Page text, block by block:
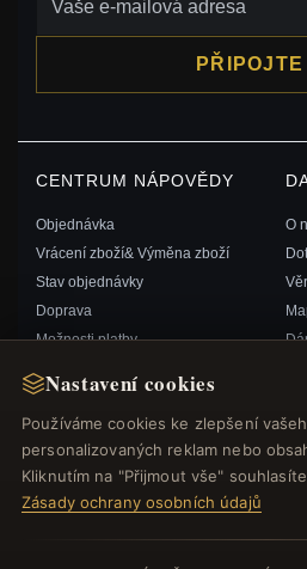
Nastavení cookies
Používáme cookies ke zlepšení
personalizovaných reklam nebo
Kliknutím na "Přijmout vše"
Zásady ochrany osobních údajů
PŘIPOJTE
CENTRUM NÁPOVĚDY
Objednávka
Vrácení zboží& Výměna zboží
Stav objednávky
Doprava
Možnosti platby
Kontaktujte nás
O
RYCHLÉ ODKAZY
Nové produkty
Speciální nabídky